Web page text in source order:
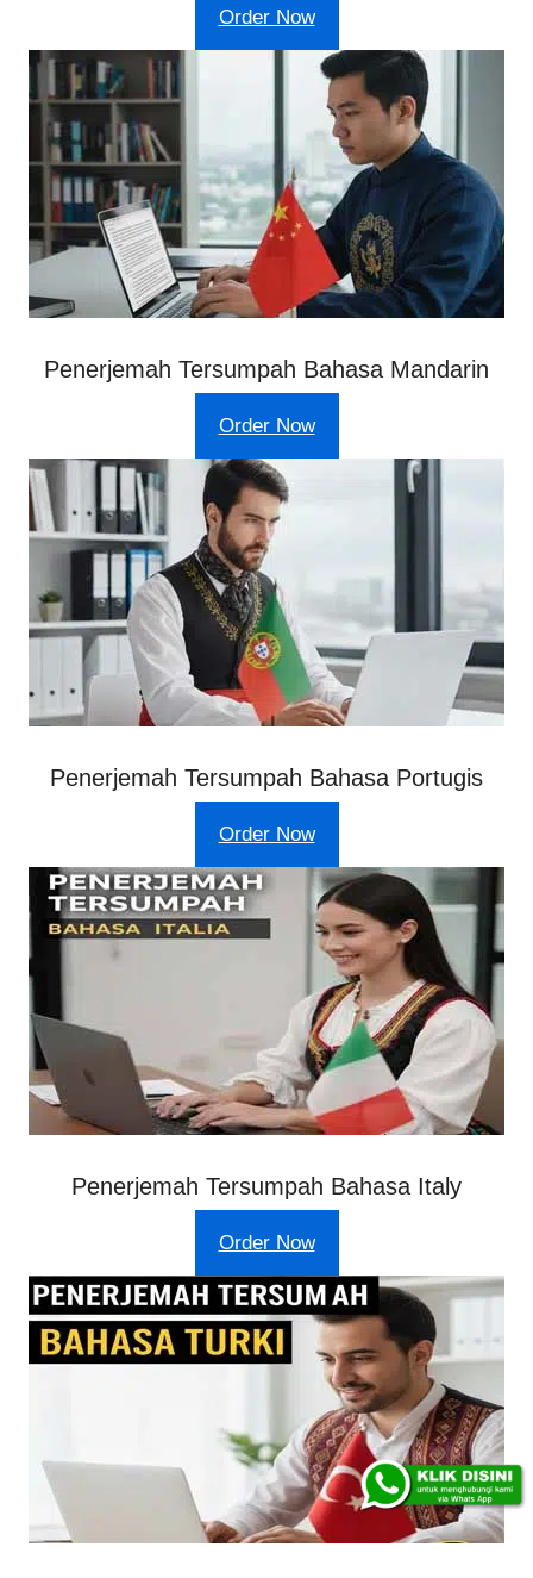
Order Now
Penerjemah Tersumpah Bahasa Mandarin
Order Now
Penerjemah Tersumpah Bahasa Portugis
Order Now
Penerjemah Tersumpah Bahasa Italy
Order Now